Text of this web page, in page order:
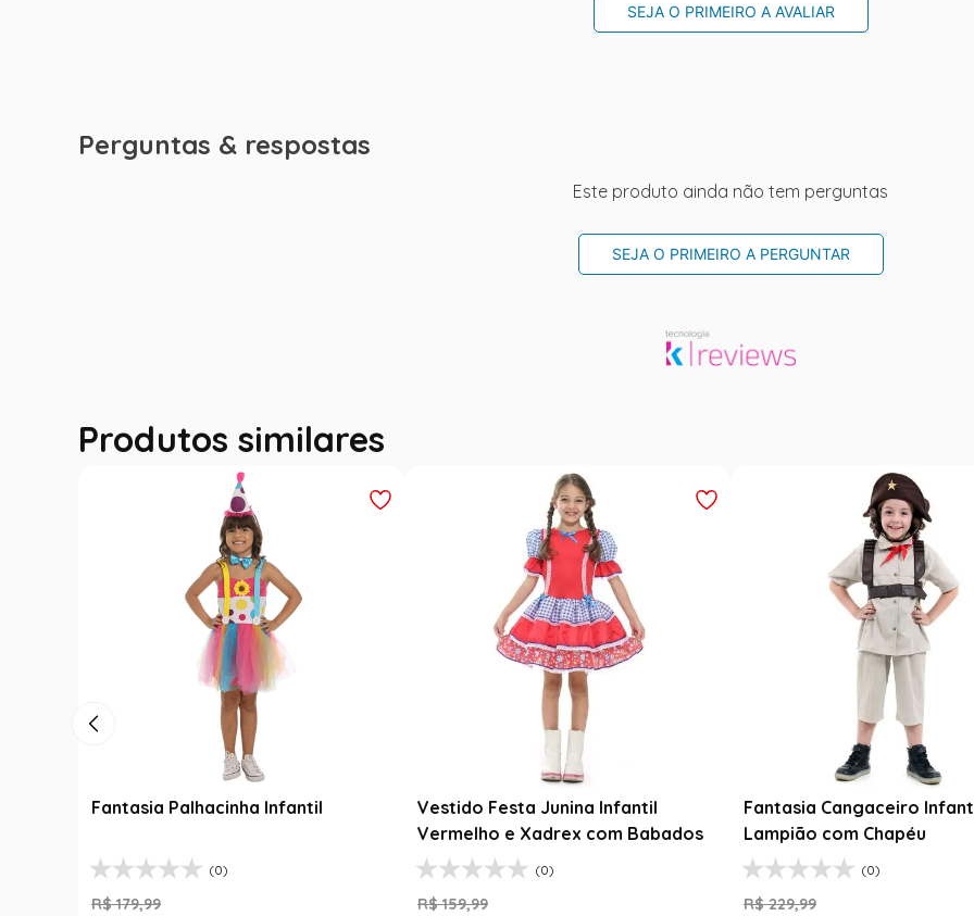
SEJA O PRIMEIRO A AVALIAR
Perguntas & respostas
Este produto ainda não tem perguntas
SEJA O PRIMEIRO A PERGUNTAR
Produtos similares
Fantasia Festa Junina Adulto
Jardineira Xadrez Caipira Azul
R$ 139,99
1 R$ 99, 99
Roupa Festa Junina Bebê Menina
Fantasia Rosa Floral com Renda
R$ 189,99
R$ 99,99 47 % OFF
1 R$ 99, 99
Saia Infantil Festa Junina
Xadrez Preto com Girassol
R$ 129,99
R$ 78,90
1 R$ 78, 90